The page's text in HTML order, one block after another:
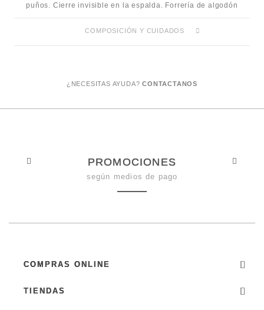
puños. Cierre invisible en la espalda. Forrería de algodón
COMPOSICIÓN Y CUIDADOS
¿NECESITAS AYUDA?CONTACTANOS
PROMOCIONES
según medios de pago
COMPRAS ONLINE
TIENDAS